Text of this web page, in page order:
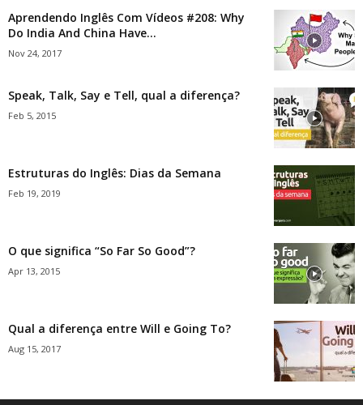
Aprendendo Inglês Com Vídeos #208: Why
Do India And China Have...
Nov 24, 2017
Speak, Talk, Say e Tell, qual a diferença?
Feb 5, 2015
Estruturas do Inglês: Dias da Semana
Feb 19, 2019
O que significa “So Far So Good”?
Apr 13, 2015
Qual a diferença entre Will e Going To?
Aug 15, 2017